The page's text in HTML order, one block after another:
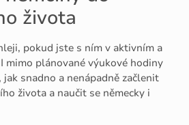
života
pokud jste s ním v aktivním a
mimo plánované výukové hodiny
snadno a nenápadně začlenit
života a naučit se německy i